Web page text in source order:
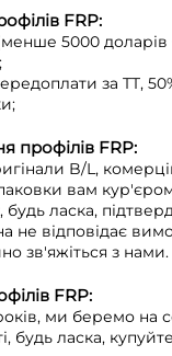
FRP:
5000
за TT,
профілів FRP:
B/L,
вам
ласка,
не відповідає
зв'яжіться з нами.
FRP:
років, ми беремо на
будь ласка,